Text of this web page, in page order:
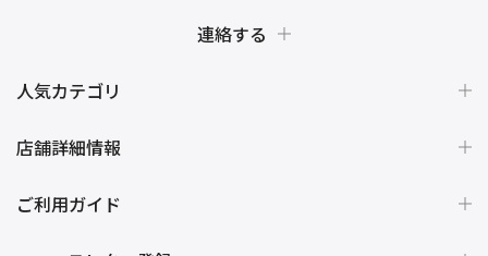
連絡する
人気カテゴリ
店舗詳細情報
ご利用ガイド